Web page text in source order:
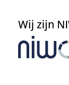
Wij zijn